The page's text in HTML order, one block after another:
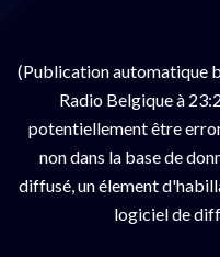
(Publication automatique
Radio Belgique à
potentiellement être
non dans la base de
diffusé, un élement
logiciel de